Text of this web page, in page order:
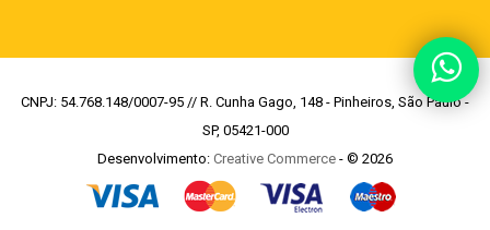
CNPJ: 54.768.148/0007-95 // R. Cunha Gago, 148 - Pinheiros, São Paulo -
SP, 05421-000
Desenvolvimento: Creative Commerce - © 2026